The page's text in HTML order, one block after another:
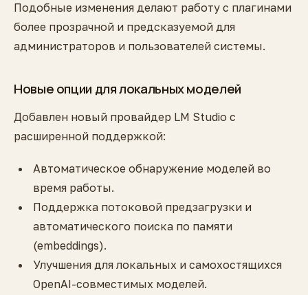
Подобные изменения делают работу с плагинами
более прозрачной и предсказуемой для
администраторов и пользователей системы.
Новые опции для локальных моделей
Добавлен новый провайдер LM Studio с
расширенной поддержкой:
Автоматическое обнаружение моделей во
время работы.
Поддержка потоковой предзагрузки и
автоматического поиска по памяти
(embeddings).
Улучшения для локальных и самохостящихся
OpenAI-совместимых моделей.